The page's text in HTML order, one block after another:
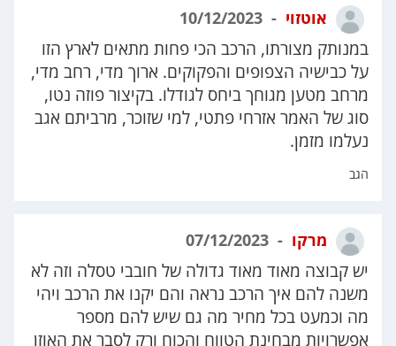
אוטזוי
במנותק מצורתו, הרכב הכי פחות מתאים לארץ הזו
על כבישיה הצפופים והפקוקים. ארוך מדי, רחב מדי,
מרחב מטען מגוחך ביחס לגודלו. בקיצור פוזה נטו,
סוג של האמר אזרחי פתטי, למי שזוכר, מרביתם אגב
נעלמו מזמן.
הגב
מרקו
יש קבוצה מאוד מאוד גדולה של חובבי טסלה וזה לא
משנה להם איך הרכב נראה והם יקנו את הרכב ויהי
מה וכמעט בכל מחיר מה גם שיש להם מספר
אפשרויות מבחינת הטווח והכוח ורק לסבר את האוזן